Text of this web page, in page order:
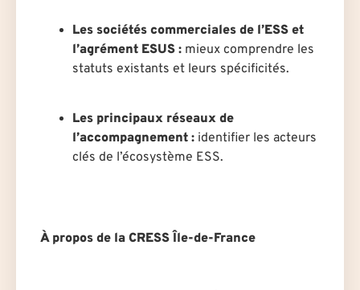
Les sociétés commerciales de l’ESS et
l’agrément ESUS : mieux comprendre les
statuts existants et leurs spécificités.
Les principaux réseaux de
l’accompagnement : identifier les acteurs
clés de l’écosystème ESS.
À propos de la CRESS Île-de-France